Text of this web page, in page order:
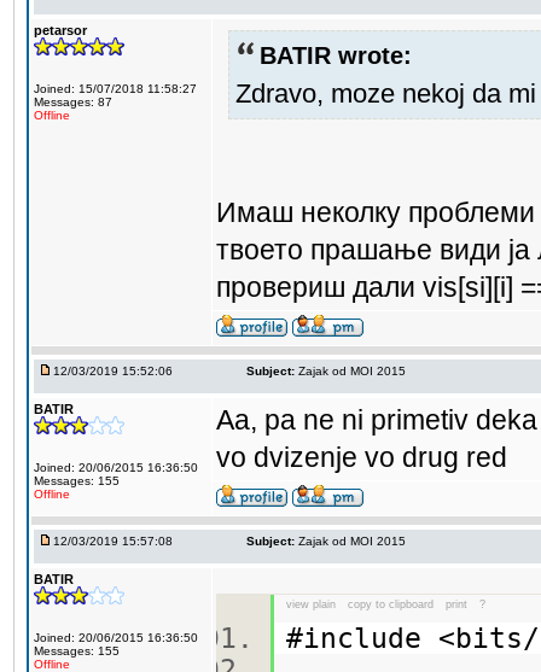
petarsor
Joined: 15/07/2018 11:58:27
Messages: 87
Offline
BATIR wrote:
Zdravo, moze nekoj da
Имаш неколку
твоето прашање види
провериш дали vis[si][i]
12/03/2019 15:52:06 Subject: Zajak od MOI 2015
BATIR
Joined: 20/06/2015 16:36:50
Messages: 155
Offline
Aa, pa ne ni primetiv
vo dvizenje vo drug red
12/03/2019 15:57:08 Subject: Zajak od MOI 2015
BATIR
Joined: 20/06/2015 16:36:50
Messages: 155
Offline
view plain copy to clipboard print ?
#include